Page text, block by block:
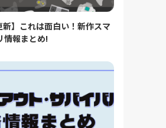
新】これは面白い！新作スマ
情報まとめ!